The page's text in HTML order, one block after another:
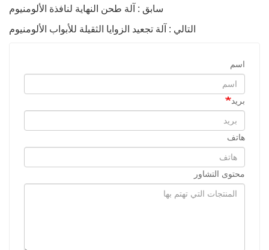
سابق : آلة طحن النهاية لنافذة الألومنيوم
التالي : آلة تجعيد الزوايا الثقيلة للأبواب الألومنيوم
اسم
بريد
هاتف
محتوى التشاور